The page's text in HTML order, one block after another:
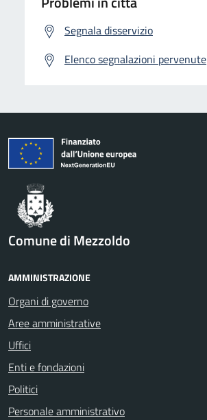
Segnala disservizio
Elenco segnalazioni pervenute
Comune di Mezzoldo
AMMINISTRAZIONE
Organi di governo
Aree amministrative
Uffici
Enti e fondazioni
Politici
Personale amministrativo